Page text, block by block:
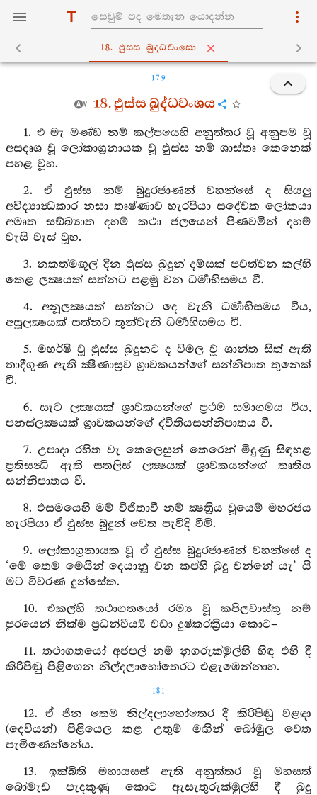
18. ඵුස‍්ස බුද‍්ධවංසො
179
18. ඵුස්ස බුද්ධවංශය
1. එ මැ මණ්ඩ නම් කල්පයෙහි අනුත්තර වූ අනුපම වූ
අසදෘශ වූ ලෝකාග්‍රනායක වූ ඵුස්ස නම් ශාස්තෘ කෙනෙක්
පහළ වූහ.
2. ඒ ඵුස්ස නම් බුදුරජාණන් වහන්සේ ද සියලු
අවිද්‍යාන්‍ධකාර නසා තෘෂ්ණාව හැරපියා සදේවක ලෝකයා
අමෘත සඞ්ඛ්‍යාත දහම් කථා ජලයෙන් පිණවමින් දහම්
වැසි වැස් වූහ.
3. නකත්මඟුල් දින ඵුස්ස බුදුන් දම්සක් පවත්වන කල්හි
කෙළ ලක්‍ෂයක් සත්නට පළමු වන ධර්‍මාභිසමය වී.
4. අනූලක්‍ෂයක් සත්නට දෙ වැනි ධර්‍මාභිසමය විය,
අසූලක්‍ෂයක් සත්නට තුන්වැනි ධර්‍මාභිසමය වී.
5. මහර්ෂි වූ ඵුස්ස බුදුනට ද විමල වූ ශාන්ත සිත් ඇති
තාදීගුණ ඇති ක්‍ෂීණාස්‍රව ශ්‍රාවකයන්ගේ සන්නිපාත තුනෙක්
වී.
6. සැට ලක්‍ෂයක් ශ්‍රාවකයන්ගේ ප්‍රථම සමාගමය වීය,
පනස්ලක්‍ෂයක් ශ්‍රාවකයන්ගේ ද්විතීයසන්නිපාතය වී.
7. උපාදා රහිත වැ කෙලෙසුන් කෙරෙන් මිදුණු සිඳහළ
ප්‍රතිසන්‍ධි ඇති සතලිස් ලක්‍ෂයක් ශ්‍රාවකයන්ගේ තෘතීය
සන්නිපාතය වී.
8. එසමයෙහි මම් විජිතාවී නම් ක්‍ෂත්‍රිය වූයෙම් මහරජය
හැරපියා ඒ ඵුස්ස බුදුන් වෙත පැවිදි වීමි.
9. ලෝකාග්‍රනායක වූ ඒ ඵුස්ස බුදුරජාණන් වහන්සේ ද
‘මේ තෙම මෙයින් දෙයානූ වන කප්හි බුදු වන්නේ යැ’ යි
මට විවරණ දුන්සේක.
10. එකල්හි තථාගතයෝ රම්‍ය වූ කපිලවාස්තු නම්
පුරයෙන් නික්ම ප්‍රධන්වීර්‍ය්‍ය වඩා දුෂ්කරක්‍රියා කොට–
11. තථාගතයෝ අජපල් නම් නුගරුක්මුල්හි හිඳ එහි දී
කිරිපිඬු පිළිගෙන නිල්දලාහෝතෙරට එළැඹෙන්නාහ.
181
12. ඒ ජින තෙම නිල්දලාහෝතෙර දී කිරිපිඬු වළඳා
(දෙවියන්) පිළියෙල කළ උතුම් මඟින් බෝමුල වෙත
පැමිණෙන්නේය.
13. ඉක්බිති මහායසස් ඇති අනුත්තර වූ මහසත්
බෝමැඩ පැදකුණු කොට ඇසැතුරුක්මුල්හි දී බුදු